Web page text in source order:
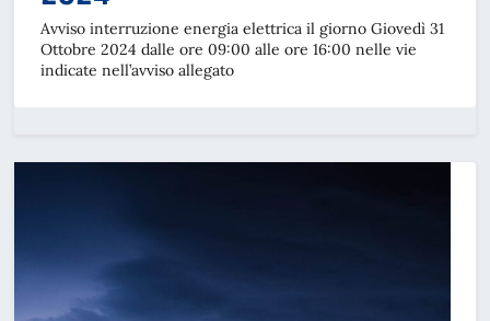
Avviso interruzione energia elettrica il giorno Giovedì 31
Ottobre 2024 dalle ore 09:00 alle ore 16:00 nelle vie
indicate nell’avviso allegato